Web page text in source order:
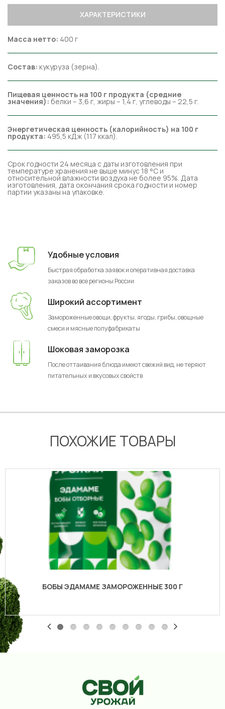
ХАРАКТЕРИСТИКИ
Масса нетто: 400 г
Состав: кукуруза (зерна).
Пищевая ценность на 100 г продукта (средние
значения): белки – 3,6 г, жиры – 1,4 г, углеводы – 22,5 г.
Энергетическая ценность (калорийность) на 100 г
продукта: 495,5 кДж (117 ккал).
Срок годности 24 месяца с даты изготовления при
температуре хранения не выше минус 18 °C и
относительной влажности воздуха не более 95%. Дата
изготовления, дата окончания срока годности и номер
партии указаны на упаковке.
Удобные условия
Быстрая обработка заявок и оперативная доставка
заказов во все регионы России
Широкий ассортимент
Замороженные овощи, фрукты, ягоды, грибы, овощные
смеси и мясные полуфабрикаты
Шоковая заморозка
После оттаивания блюда имеют свежий вид, не теряют
питательных и вкусовых свойств
ПОХОЖИЕ ТОВАРЫ
БОБЫ ЭДАМАМЕ ЗАМОРОЖЕННЫЕ 300 Г